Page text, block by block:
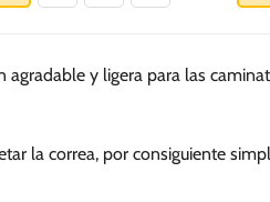
tiene
Las
pueden
agradable y ligera para las
la correa, por consiguiente